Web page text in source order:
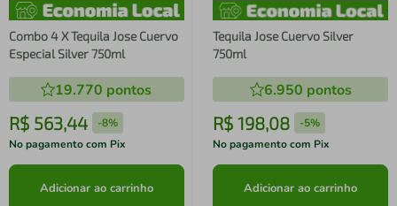
Combo 4 X Tequila Jose Cuervo
Especial Silver 750ml
19.770 pontos
R$ 563,44 -8%
No pagamento com Pix
Adicionar ao carrinho
Tequila Jose Cuervo Silver
750ml
6.950 pontos
R$ 198,08 -5%
No pagamento com Pix
Adicionar ao carrinho